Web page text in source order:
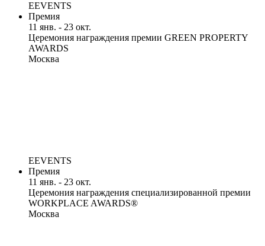
EEVENTS
Премия
11 янв. - 23 окт.
Церемония награждения премии GREEN PROPERTY
AWARDS
Москва
EEVENTS
Премия
11 янв. - 23 окт.
Церемония награждения специализированной премии
WORKPLACE AWARDS®
Москва